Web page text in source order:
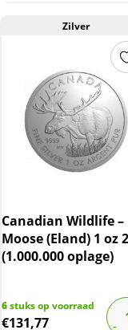
Zilver
Canadian Wildlife –
Moose (Eland) 1 oz
(1.000.000 oplage)
6stuks op voorraad
€131,77